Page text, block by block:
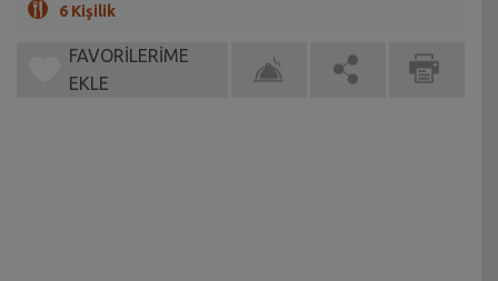
6 Kişilik
FAVORİLERİME
EKLE